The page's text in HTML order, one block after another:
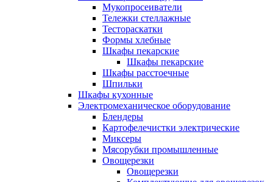
Мукопросеиватели
Тележки стеллажные
Тестораскатки
Формы хлебные
Шкафы пекарские
Шкафы пекарские
Шкафы расстоечные
Шпильки
Шкафы кухонные
Электромеханическое оборудование
Блендеры
Картофелечистки электрические
Миксеры
Мясорубки промышленные
Овощерезки
Овощерезки